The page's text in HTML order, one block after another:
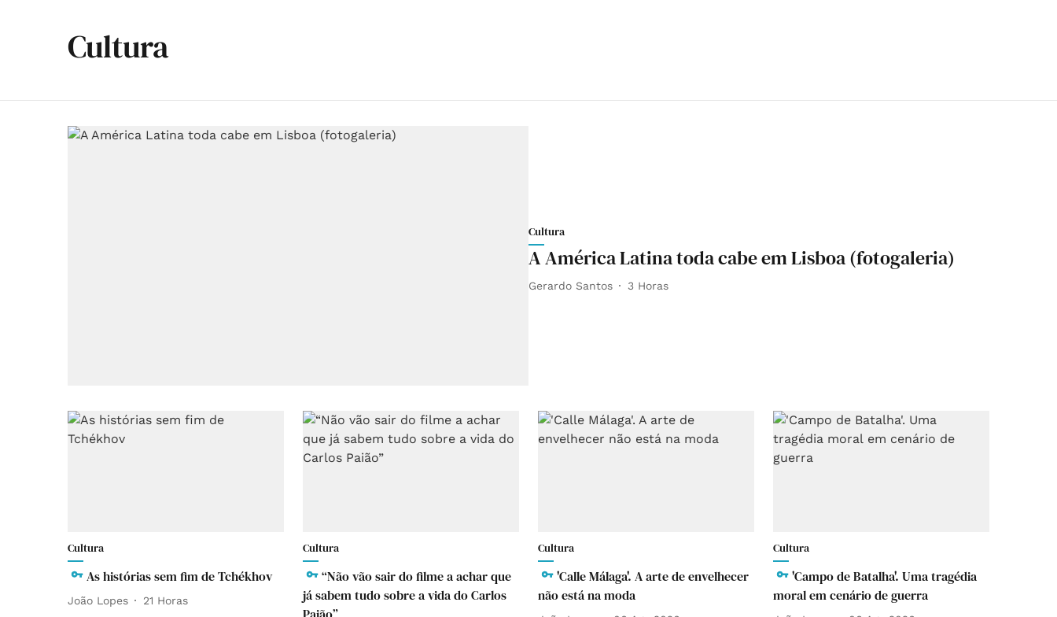
Cultura
Cultura
A América Latina toda cabe em Lisboa (fotogaleria)
Gerardo Santos 3 Horas
Cultura
As histórias sem fim de Tchékhov
João Lopes 21 Horas
Cultura
“Não vão sair do filme a achar que
já sabem tudo sobre a vida do Carlos
Cultura
'Calle Málaga'. A arte de envelhecer
não está na moda
Cultura
'Campo de Batalha'. Uma tragédia
moral em cenário de guerra